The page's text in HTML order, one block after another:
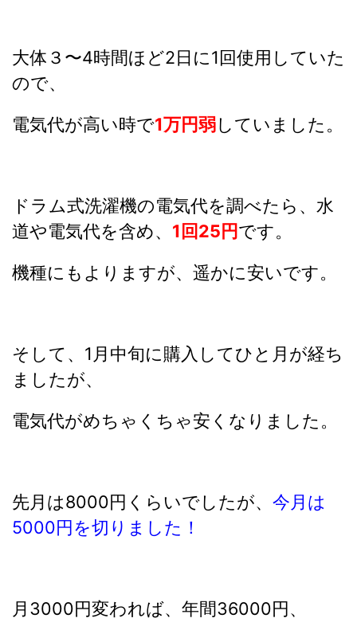
大体３〜4時間ほど2日に1回使用していた
ので、
電気代が高い時で1万円弱していました。
ドラム式洗濯機の電気代を調べたら、水
道や電気代を含め、 1回25円です。
機種にもよりますが、遥かに安いです。
そして、1月中旬に購入してひと月が経ち
ましたが、
電気代がめちゃくちゃ安くなりました。
先月は8000円くらいでしたが、 今月は
5000円を切りました！
月3000円変われば、年間36000円、